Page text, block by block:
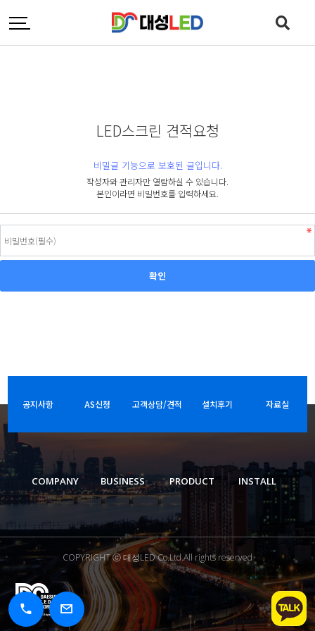
LED스크린 견적요청
비밀글 기능으로 보호된 글입니다.
작성자와 관리자만 열람하실 수 있습니다.
본인이라면 비밀번호를 입력하세요.
공지사항 AS신청 고객상담/견적 설치후기 자료실
COMPANY BUSINESS PRODUCT INSTALL
COPYRIGHT ⓒ 대성LED Co.Ltd.All rights reserved